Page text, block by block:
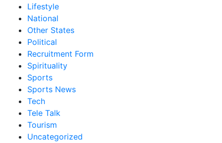
Lifestyle
National
Other States
Political
Recruitment Form
Spirituality
Sports
Sports News
Tech
Tele Talk
Tourism
Uncategorized